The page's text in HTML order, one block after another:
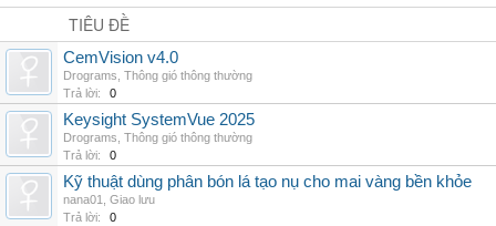
TIÊU ĐỀ
CemVision v4.0
Drograms Thông gió thông thường
Trả lời:
0
Keysight SystemVue 2025
Drograms Thông gió thông thường
Trả lời:
0
Kỹ thuật dùng phân bón lá tạo nụ cho mai vàng bền khỏe
nana01
Giao lưu
Trả lời:
0